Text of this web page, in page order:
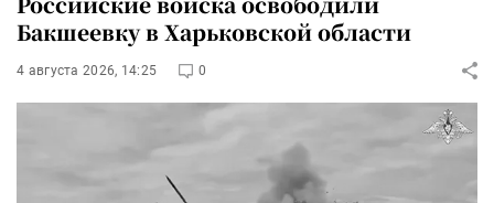
Бакшеевку в Харьковской области
4 августа 2026, 14:25 0